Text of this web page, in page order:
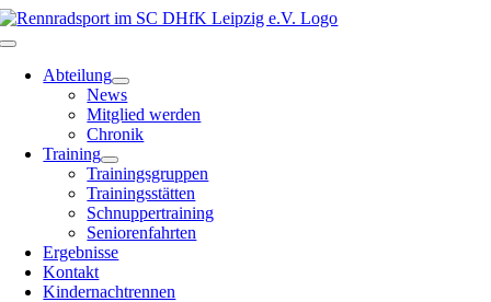
Zum
Inhalt
Toggle
NavigationAbteilung
News
Mitglied werden
Chronik
Training
Trainingsgruppen
Trainingsstätten
Schnuppertraining
Seniorenfahrten
Ergebnisse
Kontakt
Kindernachtrennen